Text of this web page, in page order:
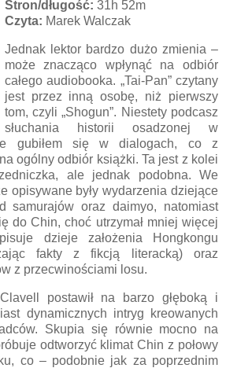
Stron/długość: 31h 52m
Czyta: Marek Walczak
Jednak lektor bardzo dużo zmienia –
może znacząco wpłynąć na odbiór
całego audiobooka. „Tai-Pan” czytany
jest przez inną osobę, niż pierwszy
tom, czyli „Shogun”. Niestety podcasz
słuchania historii osadzonej w
gubiłem się w dialogach, co z
ogólny odbiór książki. Ta jest z kolei
ale jednak podobna. We
opisywane były wydarzenia dziejące
samurajów oraz daimyo, natomiast
do Chin, choć utrzymał mniej więcej
dzieje założenia Hongkongu
fakty z fikcją literacką) oraz
z przecwinościami losu.
postawił na barzo głęboką i
dynamicznych intryg kreowanych
Skupia się równie mocno na
odtworzyć klimat Chin z połowy
co – podobnie jak za poprzednim